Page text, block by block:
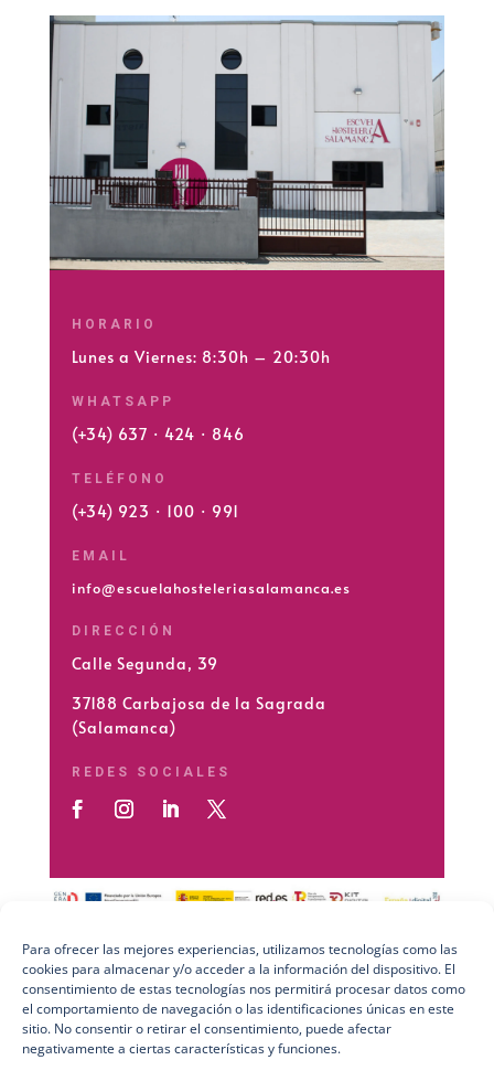
Para ofrecer las mejores experiencias, utilizamos tecnologías como las
cookies para almacenar y/o acceder a la información del dispositivo. El
consentimiento de estas tecnologías nos permitirá procesar datos como
el comportamiento de navegación o las identificaciones únicas en este
sitio. No consentir o retirar el consentimiento, puede afectar
negativamente a ciertas características y funciones.
HORARIO
Lunes a Viernes: 8:30h – 20:30h
WHATSAPP
(+34) 637 · 424 · 846
TELÉFONO
(+34) 923 · 100 · 991
EMAIL
info@escuelahosteleriasalamanca.es
DIRECCIÓN
Calle Segunda, 39
37188 Carbajosa de la Sagrada
(Salamanca)
REDES SOCIALES
Preguntas Frecuentes (FAQs)
Aviso Legal
Política de Privacidad